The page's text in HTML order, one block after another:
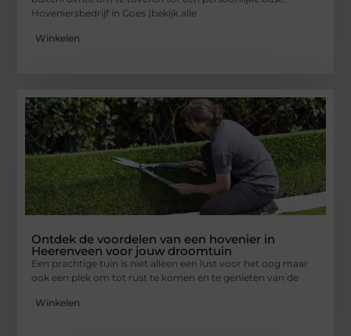
Hoveniersbedrijf in Goes (bekijk alle
Winkelen
Ontdek de voordelen van een hovenier in
Heerenveen voor jouw droomtuin
Een prachtige tuin is niet alleen een lust voor het oog maar
ook een plek om tot rust te komen en te genieten van de
Winkelen